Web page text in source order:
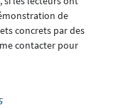
de
concrets par des
contacter pour